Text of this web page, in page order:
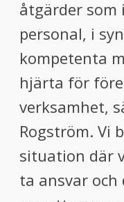
åtgärder som
personal, i
kompetenta
hjärta för
verksamhet,
Rogström. Vi
situation där
ta ansvar